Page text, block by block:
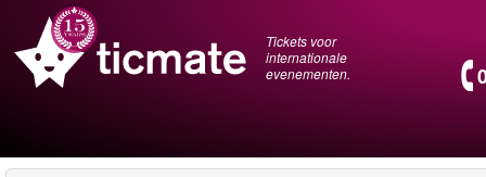
Tickets voor
internationale
evenementen.